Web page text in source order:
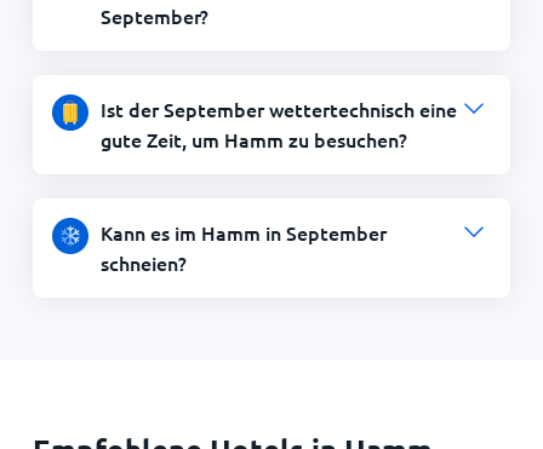
September?
Ist der September wettertechnisch eine
gute Zeit, um Hamm zu besuchen?
Kann es im Hamm in September
schneien?